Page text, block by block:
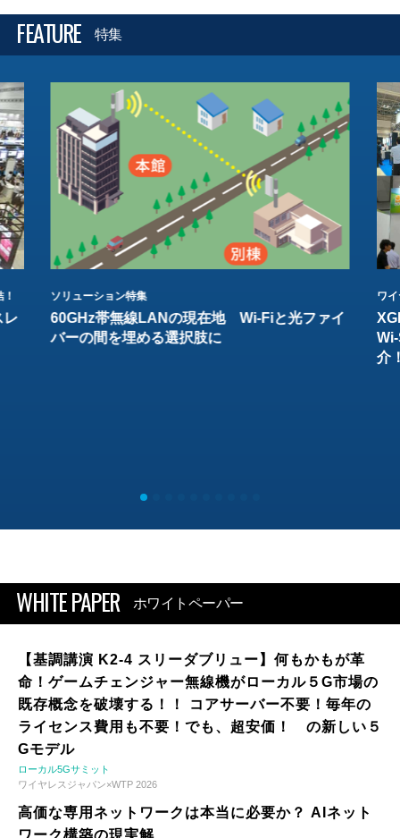
FEATURE 特集
レ
ソリューション特集
60GHz帯無線LANの現在地 Wi-Fiと光ファイ
バーの間を埋める選択肢に
ワ
介
WHITE PAPER ホワイトペーパー
【基調講演 K2-4 スリーダブリュー】何もかもが革
命！ゲームチェンジャー無線機がローカル５G市場の
既存概念を破壊する！！ コアサーバー不要！毎年の
ライセンス費用も不要！でも、超安価！ の新しい５
Gモデル
ローカル5Gサミット
ワイヤレスジャパン×WTP 2026
高価な専用ネットワークは本当に必要か？ AIネット
ワーク構築の現実解